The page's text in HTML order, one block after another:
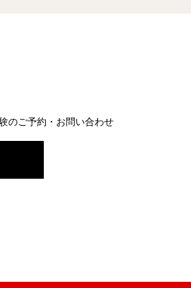
のご予約・お問い合わせ